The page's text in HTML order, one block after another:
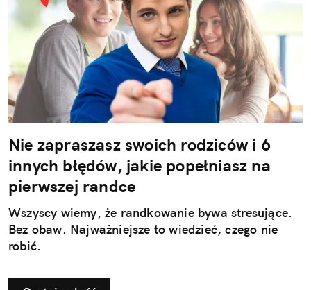
Nie zapraszasz swoich rodziców i 6
innych błędów, jakie popełniasz na
pierwszej randce
Wszyscy wiemy, że randkowanie bywa stresujące.
Bez obaw. Najważniejsze to wiedzieć, czego nie
robić.